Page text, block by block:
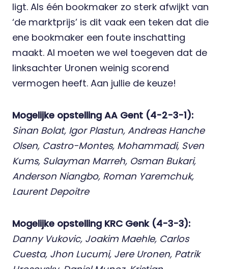
ligt. Als één bookmaker zo sterk afwijkt van
‘de marktprijs’ is dit vaak een teken dat die
ene bookmaker een foute inschatting
maakt. Al moeten we wel toegeven dat de
linksachter Uronen weinig scorend
vermogen heeft. Aan jullie de keuze!
Mogelijke opstelling AA Gent (4-2-3-1):
Sinan Bolat, Igor Plastun, Andreas Hanche
Olsen, Castro-Montes, Mohammadi, Sven
Kums, Sulayman Marreh, Osman Bukari,
Anderson Niangbo, Roman Yaremchuk,
Laurent Depoitre
Mogelijke opstelling KRC Genk (4-3-3):
Danny Vukovic, Joakim Maehle, Carlos
Cuesta, Jhon Lucumi, Jere Uronen, Patrik